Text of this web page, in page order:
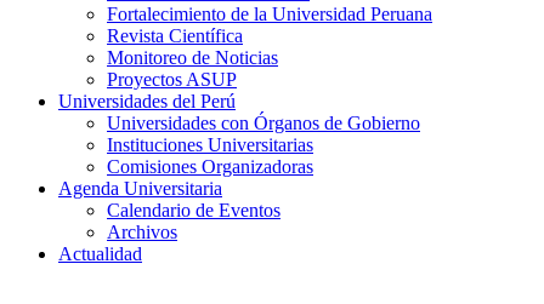
Fortalecimiento de la Universidad Peruana
Revista Científica
Monitoreo de Noticias
Proyectos ASUP
Universidades del Perú
Universidades con Órganos de Gobierno
Instituciones Universitarias
Comisiones Organizadoras
Agenda Universitaria
Calendario de Eventos
Archivos
Actualidad